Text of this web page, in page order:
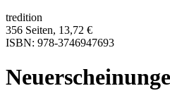
tredition
356 Seiten, 13,72 €
ISBN: 978-3746947693